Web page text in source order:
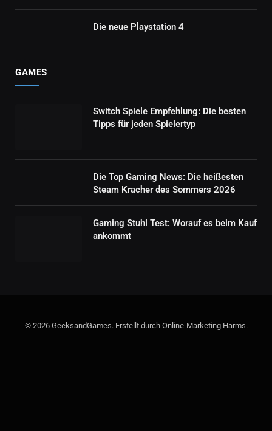
Die neue Playstation 4
GAMES
Switch Spiele Empfehlung: Die besten
Tipps für jeden Spielertyp
Die Top Gaming News: Die heißesten
Steam Kracher des Sommers 2026
Gaming Stuhl Test: Worauf es beim Kauf
ankommt
© 2026 GeeksandGames. Erstellt durch Online-Marketing Harms.